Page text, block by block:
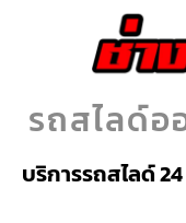
รถสไลด์อ
บริการรถสไลด์